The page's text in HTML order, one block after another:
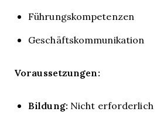
Führungskompetenzen
Geschäftskommunikation
Voraussetzungen:
Bildung: Nicht erforderlich